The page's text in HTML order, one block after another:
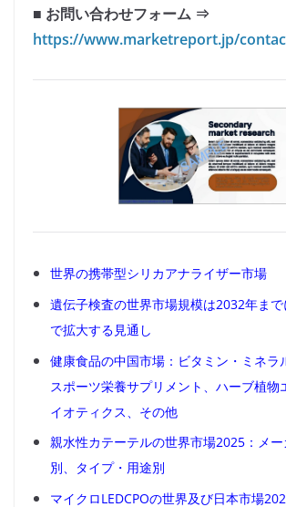
■ お問い合わせフォーム ⇒
https://www.marketreport.jp/
世界の携帯型シリカアナライザー市場
遺伝子検査の世界市場規模は2032年まで
で拡大する見通し
健康食品の中国市場：ビタミン・ミネラ
スポーツ栄養サプリメント、ハーブ植物
イオティクス、その他
親水性カテーテルの世界市場2025：メ
別、タイプ・用途別
マイクロLEDCPOの世界及び日本市場